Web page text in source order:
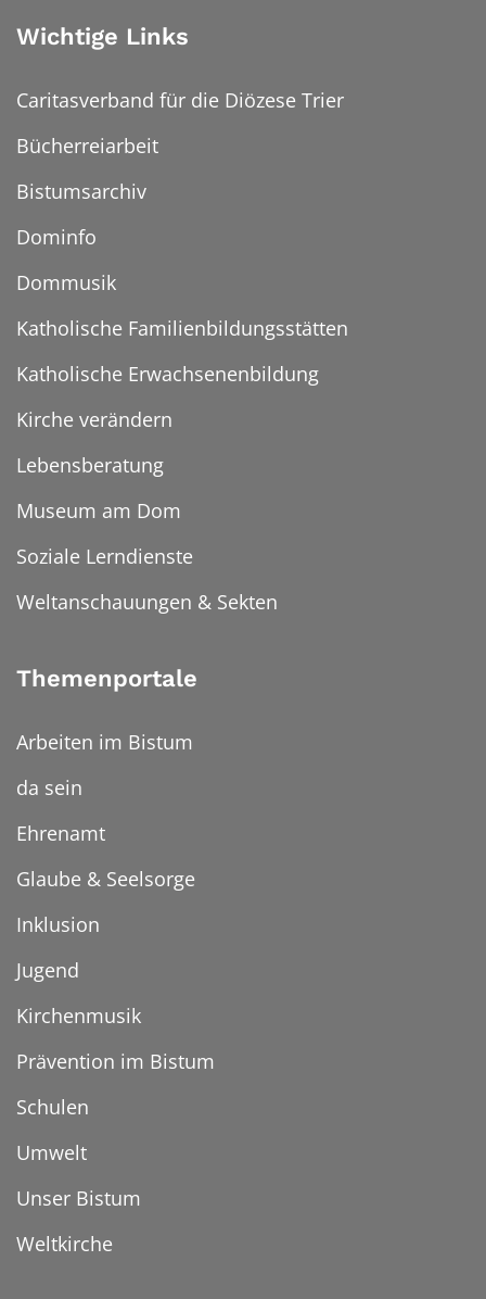
Wichtige Links
Caritasverband für die Diözese Trier
Bücherreiarbeit
Bistumsarchiv
Dominfo
Dommusik
Katholische Familienbildungsstätten
Katholische Erwachsenenbildung
Kirche verändern
Lebensberatung
Museum am Dom
Soziale Lerndienste
Weltanschauungen & Sekten
Themenportale
Arbeiten im Bistum
da sein
Ehrenamt
Glaube & Seelsorge
Inklusion
Jugend
Kirchenmusik
Prävention im Bistum
Schulen
Umwelt
Unser Bistum
Weltkirche